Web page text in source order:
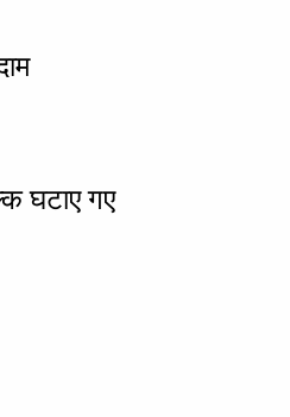
घटाए गए